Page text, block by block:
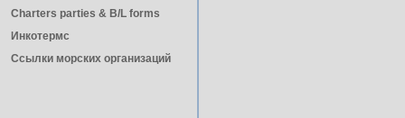
Charters parties & B/L forms
Инкотермс
Ссылки морских организаций